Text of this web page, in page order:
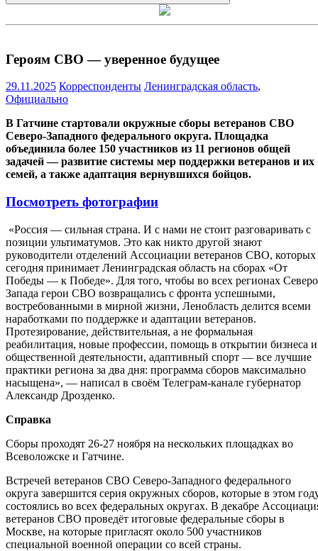
Искать
Героям СВО — уверенное будущее
29.11.2025 Корреспонденты Ленинградская область,
Официально
В Гатчине стартовали окружные сборы ветеранов СВО
Северо-Западного федерального округа. Площадка
объединила более 150 участников из 11 регионов общей
задачей — развитие системы мер поддержки ветеранов и их
семей, а также адаптация вернувшихся бойцов.
Посмотреть фотографии
«Россия — сильная страна. И с нами не стоит разговаривать с
позиции ультиматумов. Это как никто другой знают
руководители отделений Ассоциации ветеранов СВО, которых
сегодня принимает Ленинградская область на сборах «От
Победы — к Победе». Для того, чтобы во всех регионах
Запада герои СВО возвращались с фронта успешными,
востребованными в мирной жизни, Ленобласть делится всеми
наработками по поддержке и адаптации ветеранов.
Протезирование, действительная, а не формальная
реабилитация, новые профессии, помощь в открытии бизнеса и
общественной деятельности, адаптивный спорт — все лучшие
практики региона за два дня: программа сборов максимально
насыщена», — написал в своём Телеграм-канале губернатор
Александр Дрозденко.
Справка
Сборы проходят 26-27 ноября на нескольких площадках во
Всеволожске и Гатчине.
Встречей ветеранов СВО Северо-Западного федерального
округа завершится серия окружных сборов, которые в этом
состоялись во всех федеральных округах. В декабре
ветеранов СВО проведёт итоговые федеральные сборы в
Москве, на которые пригласят около 500 участников
специальной военной операции со всей страны.